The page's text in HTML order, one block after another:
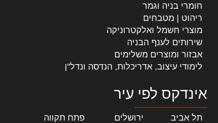
חומרי בניה וגמר
ריהוט | מטבחים
מוצרי חשמל ואלקטרוניקה
שירותים לענף הבניה
אבזור ומוצרים משלימים
לימודי עיצוב, אדריכלות, הנדסה ונדל"ן
אינדקס לפי עיר
תל אביב ירושלים פתח תקווה